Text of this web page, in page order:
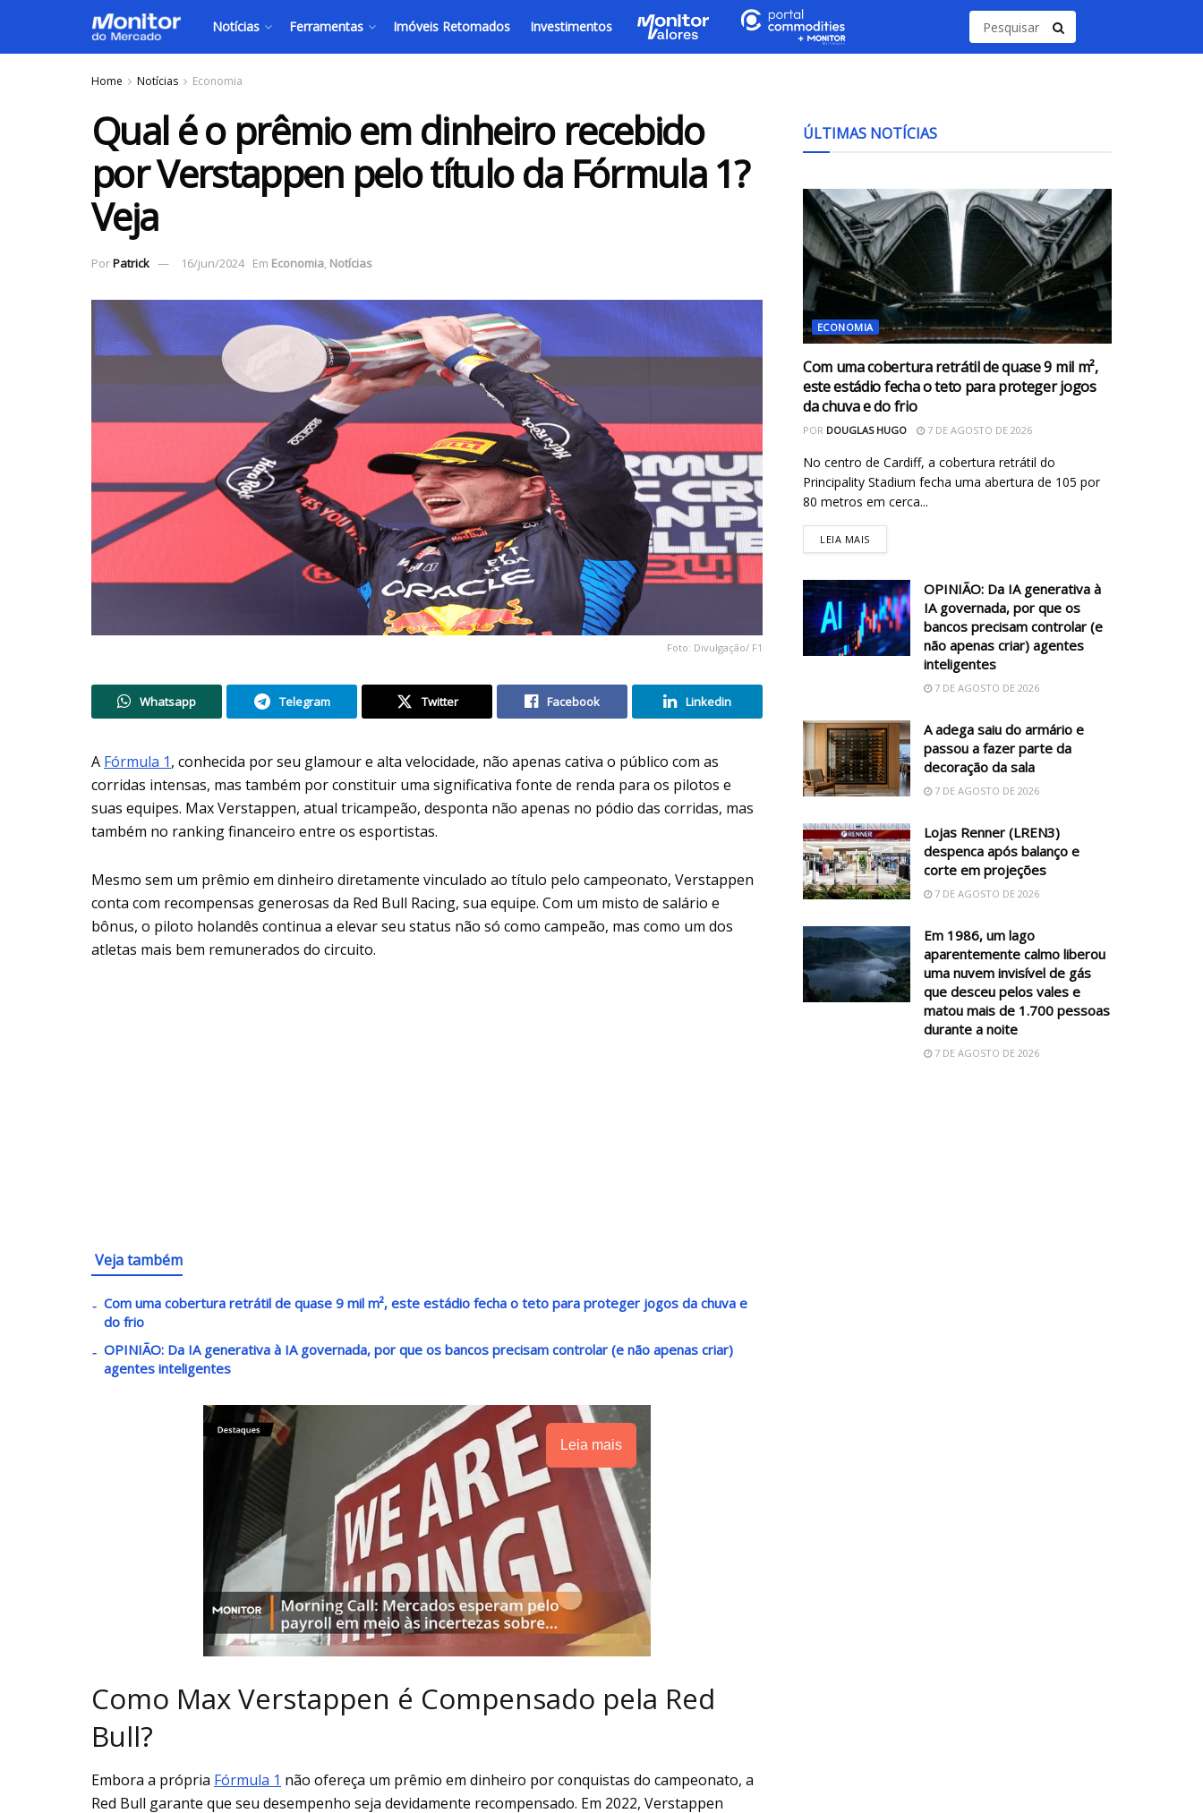
Notícias Ferramentas Imóveis Retomados Investimentos
Home Notícias Economia
Qual é o prêmio em dinheiro recebido
por Verstappen pelo título da Fórmula 1?
Veja
PorPatrick 16/jun/2024 Em Economia, Notícias
Foto: Divulgação/ F1
Whatsapp Telegram Twitter Facebook Linkedin
A Fórmula 1, conhecida por seu glamour e alta velocidade, não apenas cativa o público com as
corridas intensas, mas também por constituir uma significativa fonte de renda para os pilotos e
suas equipes. Max Verstappen, atual tricampeão, desponta não apenas no pódio das corridas, mas
também no ranking financeiro entre os esportistas.
Mesmo sem um prêmio em dinheiro diretamente vinculado ao título pelo campeonato, Verstappen
conta com recompensas generosas da Red Bull Racing, sua equipe. Com um misto de salário e
bônus, o piloto holandês continua a elevar seu status não só como campeão, mas como um dos
atletas mais bem remunerados do circuito.
Veja também
Com uma cobertura retrátil de quase 9 mil m², este estádio fecha o teto para proteger jogos da chuva e
do frio
OPINIÃO: Da IA generativa à IA governada, por que os bancos precisam controlar (e não apenas criar)
agentes inteligentes
Leia mais
Como Max Verstappen é Compensado pela Red
Bull?
Embora a própria Fórmula 1 não ofereça um prêmio em dinheiro por conquistas do campeonato, a
Red Bull garante que seu desempenho seja devidamente recompensado. Em 2022, Verstappen
ÚLTIMAS NOTÍCIAS
ECONOMIA
Com uma cobertura retrátil de quase 9 mil m²,
este estádio fecha o teto para proteger jogos
da chuva e do frio
POR DOUGLAS HUGO 7 DE AGOSTO DE 2026
No centro de Cardiff, a cobertura retrátil do
Principality Stadium fecha uma abertura de 105 por
80 metros em cerca...
LEIA MAIS
OPINIÃO: Da IA generativa à
IA governada, por que os
bancos precisam controlar (e
não apenas criar) agentes
inteligentes
7 DE AGOSTO DE 2026
A adega saiu do armário e
passou a fazer parte da
decoração da sala
7 DE AGOSTO DE 2026
Lojas Renner (LREN3)
despenca após balanço e
corte em projeções
7 DE AGOSTO DE 2026
Em 1986, um lago
aparentemente calmo liberou
uma nuvem invisível de gás
que desceu pelos vales e
matou mais de 1.700 pessoas
durante a noite
7 DE AGOSTO DE 2026